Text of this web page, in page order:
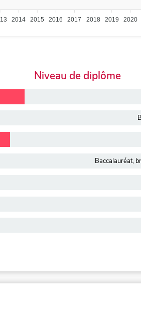
2014 2015 2016 2017 2018 2019 2020
Niveau de diplôme
Baccalauréat,